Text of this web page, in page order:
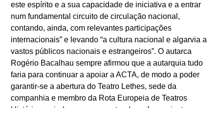
este espírito e a sua capacidade de iniciativa e a entrar
num fundamental circuito de circulação nacional,
contando, ainda, com relevantes participações
internacionais” e levando “a cultura nacional e algarvia a
vastos públicos nacionais e estrangeiros”. O autarca
Rogério Bacalhau sempre afirmou que a autarquia tudo
faria para continuar a apoiar a ACTA, de modo a poder
garantir-se a abertura do Teatro Lethes, sede da
companhia e membro da Rota Europeia de Teatros
Históricos, ainda que possam ter de se fazer ajustes na